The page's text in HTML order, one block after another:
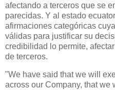
afectando a terceros que se
parecidas. Y al estado
afirmaciones categóricas
válidas para justificar su
credibilidad lo permite,
de terceros.
"We have said that we will
across our Company, that